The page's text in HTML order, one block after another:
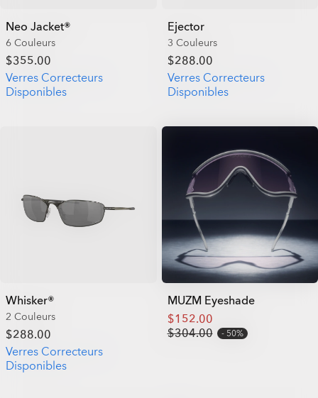
Neo Jacket®
6 Couleurs
$355.00
Verres Correcteurs
Disponibles
Ejector
3 Couleurs
$288.00
Verres Correcteurs
Disponibles
Whisker®
2 Couleurs
$288.00
Verres Correcteurs
Disponibles
MUZM Eyeshade
$152.00
$304.00
50%